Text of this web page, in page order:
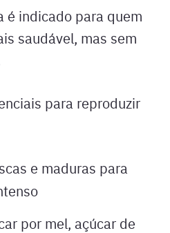
é indicado para quem
saudável, mas sem
para reproduzir
e maduras para
por mel, açúcar de